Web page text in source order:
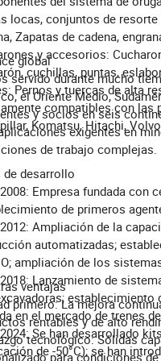
locas, conjuntos de
Zapatas de cadena,
y accesorios:
cuchillas, puntas,
Pernos y tuercas de alta
compatibles con las
Komatsu, Hitachi,
global
servido durante mucho
el Oriente Medio,
y socios en seis
exigentes en
de trabajo complejas.
desarrollo
Empresa fundada con
de primeros
Ampliación de la
automatizadas;
ampliación de los
Lanzamiento de
en el mercado de trenes
Se han desarrollado
de -50°C); se han
ventajas
primero: La mejora
rentables y de alto
tecnológico: Sólidas
para condiciones